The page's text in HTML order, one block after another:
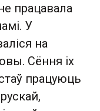
працавала
У
на
Сёння іх
працуюць